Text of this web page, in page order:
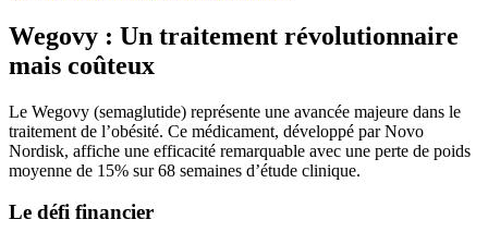
Wegovy : Un traitement révolutionnaire
mais coûteux
Le Wegovy (semaglutide) représente une avancée majeure dans le
traitement de l’obésité. Ce médicament, développé par Novo
Nordisk, affiche une efficacité remarquable avec une perte de poids
moyenne de 15% sur 68 semaines d’étude clinique.
Le défi financier